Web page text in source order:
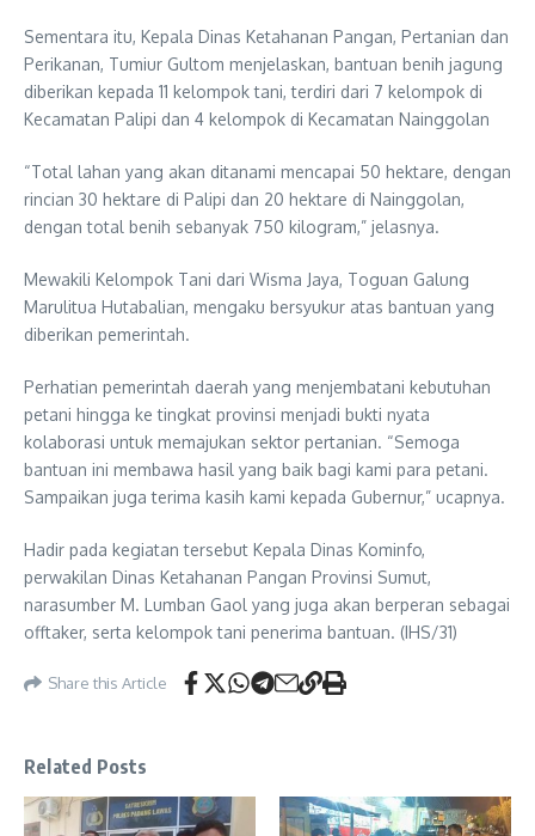
Sementara itu, Kepala Dinas Ketahanan Pangan, Pertanian dan
Perikanan, Tumiur Gultom menjelaskan, bantuan benih jagung
diberikan kepada 11 kelompok tani, terdiri dari 7 kelompok di
Kecamatan Palipi dan 4 kelompok di Kecamatan Nainggolan
“Total lahan yang akan ditanami mencapai 50 hektare, dengan
rincian 30 hektare di Palipi dan 20 hektare di Nainggolan,
dengan total benih sebanyak 750 kilogram,” jelasnya.
Mewakili Kelompok Tani dari Wisma Jaya, Toguan Galung
Marulitua Hutabalian, mengaku bersyukur atas bantuan yang
diberikan pemerintah.
Perhatian pemerintah daerah yang menjembatani kebutuhan
petani hingga ke tingkat provinsi menjadi bukti nyata
kolaborasi untuk memajukan sektor pertanian. “Semoga
bantuan ini membawa hasil yang baik bagi kami para petani.
Sampaikan juga terima kasih kami kepada Gubernur,” ucapnya.
Hadir pada kegiatan tersebut Kepala Dinas Kominfo,
perwakilan Dinas Ketahanan Pangan Provinsi Sumut,
narasumber M. Lumban Gaol yang juga akan berperan sebagai
offtaker, serta kelompok tani penerima bantuan. (IHS/31)
Share this Article
Related Posts